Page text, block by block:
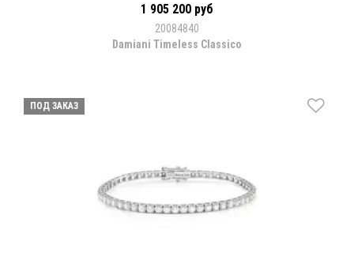
1 905 200 руб
20084840
Damiani Timeless Classico
ПОД ЗАКАЗ